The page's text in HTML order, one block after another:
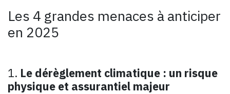
Les 4 grandes menaces à anticiper
en 2025
1. Le dérèglement climatique : un risque
physique et assurantiel majeur